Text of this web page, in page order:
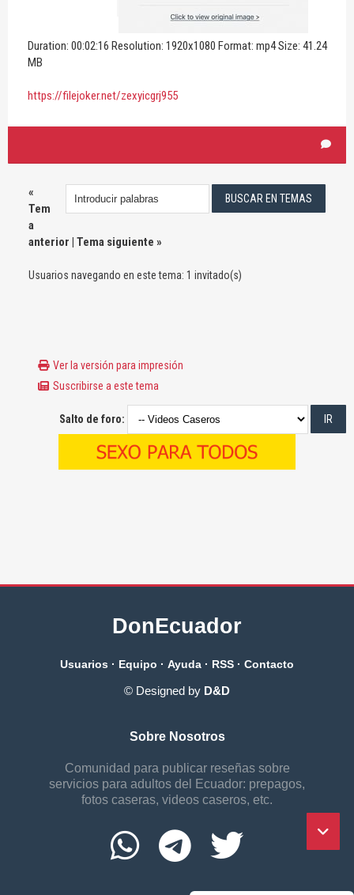
Duration: 00:02:16 Resolution: 1920x1080 Format: mp4 Size: 41.24
MB
https://filejoker.net/zexyicgrj955
«
Tem
a
anterior | Tema siguiente »
Usuarios navegando en este tema: 1 invitado(s)
Ver la versión para impresión
Suscribirse a este tema
Salto de foro:
DonEcuador
Usuarios · Equipo · Ayuda · RSS · Contacto
© Designed by D&D
Sobre Nosotros
Comunidad para publicar reseñas sobre
servicios para adultos del Ecuador: prepagos,
fotos caseras, videos caseros, etc.